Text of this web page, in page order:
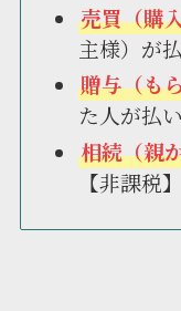
売買（購
主様）が
贈与（も
た人が払い
相続（親
【非課税